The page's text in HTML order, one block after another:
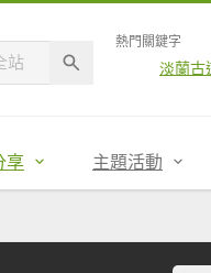
熱門關鍵字
淡蘭古
享 主題活動